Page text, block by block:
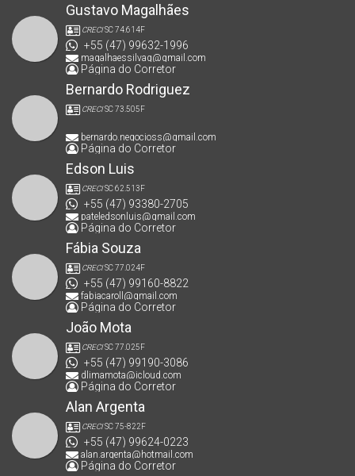
Gustavo Magalhães
CRECISC 74.614F
+55 (47) 99632-1996
magalhaessilvag@gmail.com
Página do Corretor
Bernardo Rodriguez
CRECISC 73.505F
bernardo.negocioss@gmail.com
Página do Corretor
Edson Luis
CRECISC 62.513F
+55 (47) 93380-2705
pateledsonluis@gmail.com
Página do Corretor
Fábia Souza
CRECISC 77.024F
+55 (47) 99160-8822
fabiacaroll@gmail.com
Página do Corretor
João Mota
CRECISC 77.025F
+55 (47) 99190-3086
dlimamota@icloud.com
Página do Corretor
Alan Argenta
CRECISC 75-822F
+55 (47) 99624-0223
alan.argenta@hotmail.com
Página do Corretor